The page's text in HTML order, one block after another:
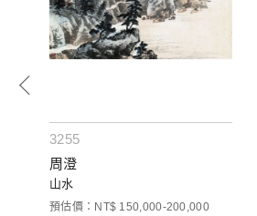
3255
周澄
山水
預估價：NT$ 150,000-200,000